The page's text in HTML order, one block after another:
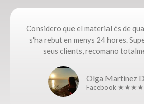
Considero que el material és de
s'ha rebut en menys 24 hores.
seus clients, recomano
Olga Martinez
Facebook